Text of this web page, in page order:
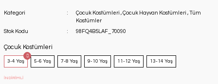
Kategori Çocuk Kostümleri ,Çocuk Hayvan Kostümleri ,Tüm
Kostümler
Stok Kodu
98FQ4B5LAF_70090
Çocuk Kostümleri
3-4 Yaş 5-6 Yaş 7-8 Yaş 9-10 Yaş 11-12 Yaş 13-14 Yaş
İNDİRİMLİ